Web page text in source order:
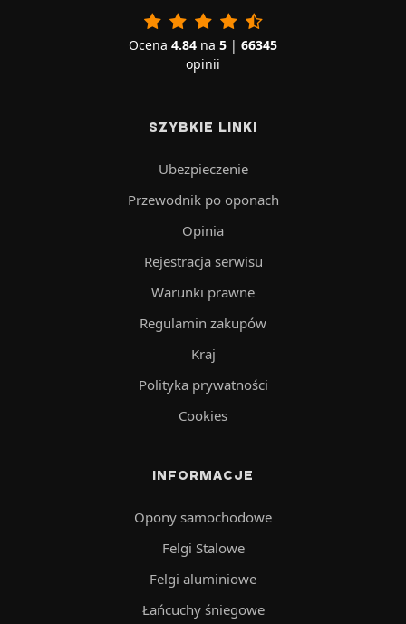
Ocena 4.84 na 5 | 66345
opinii
SZYBKIE LINKI
Ubezpieczenie
Przewodnik po oponach
Opinia
Rejestracja serwisu
Warunki prawne
Regulamin zakupów
Kraj
Polityka prywatności
Cookies
INFORMACJE
Opony samochodowe
Felgi Stalowe
Felgi aluminiowe
Łańcuchy śniegowe